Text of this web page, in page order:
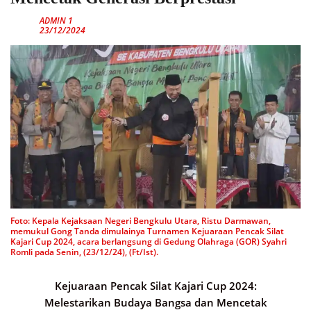
ADMIN 1
23/12/2024
Foto: Kepala Kejaksaan Negeri Bengkulu Utara, Ristu Darmawan,
memukul Gong Tanda dimulainya Turnamen Kejuaraan Pencak Silat
Kajari Cup 2024, acara berlangsung di Gedung Olahraga (GOR) Syahri
Romli pada Senin, (23/12/24), (Ft/Ist).
Kejuaraan Pencak Silat Kajari Cup 2024:
Melestarikan Budaya Bangsa dan Mencetak